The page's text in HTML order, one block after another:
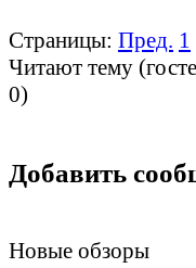
Страницы: Пред. 1
Читают тему
0)
Добавить
Новые обзоры